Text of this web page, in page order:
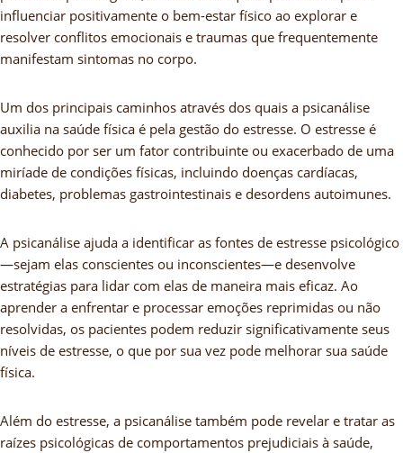
influenciar positivamente o bem-estar físico ao explorar e
resolver conflitos emocionais e traumas que frequentemente
manifestam sintomas no corpo.
Um dos principais caminhos através dos quais a psicanálise
auxilia na saúde física é pela gestão do estresse. O estresse é
conhecido por ser um fator contribuinte ou exacerbado de uma
miríade de condições físicas, incluindo doenças cardíacas,
diabetes, problemas gastrointestinais e desordens autoimunes.
A psicanálise ajuda a identificar as fontes de estresse psicológico
—sejam elas conscientes ou inconscientes—e desenvolve
estratégias para lidar com elas de maneira mais eficaz. Ao
aprender a enfrentar e processar emoções reprimidas ou não
resolvidas, os pacientes podem reduzir significativamente seus
níveis de estresse, o que por sua vez pode melhorar sua saúde
física.
Além do estresse, a psicanálise também pode revelar e tratar as
raízes psicológicas de comportamentos prejudiciais à saúde,